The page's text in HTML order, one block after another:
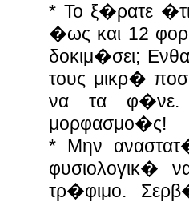
* Το ξ�ρατε
�ως και 12
δοκιμ�σει;
τους μικρ�
να τα φ�νε.
μορφασμο�ς!
* Μην
φυσιολογικ�
τρ�φιμο.